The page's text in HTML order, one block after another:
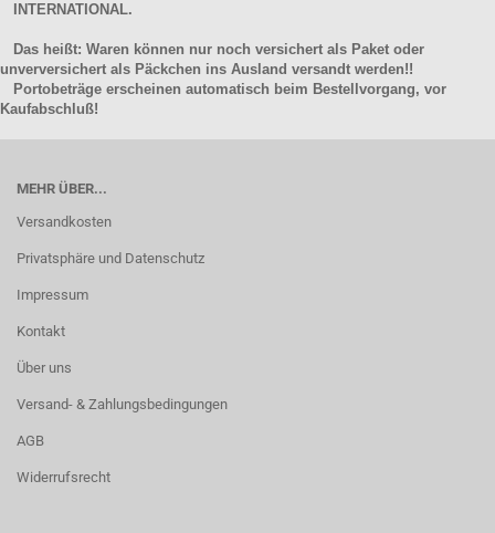
INTERNATIONAL.
Das heißt: Waren können nur noch versichert als Paket oder
unverversichert als Päckchen ins Ausland versandt werden!!
Portobeträge erscheinen automatisch beim Bestellvorgang, vor
Kaufabschluß!
MEHR ÜBER...
Versandkosten
Privatsphäre und Datenschutz
Impressum
Kontakt
Über uns
Versand- & Zahlungsbedingungen
AGB
Widerrufsrecht